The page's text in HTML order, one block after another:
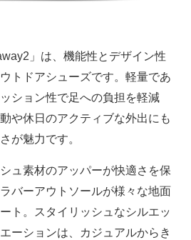
」は、機能性とデザイン性
トドアシューズです。軽量であ
ション性で足への負担を軽減
や休日のアクティブな外出にも
が魅力です。
ュ素材のアッパーが快適さを保
バーアウトソールが様々な地面
ト。スタイリッシュなシルエッ
ーションは、カジュアルからき